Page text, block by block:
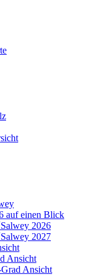
auf einen Blick
2026
2027
Ansicht
Ansicht